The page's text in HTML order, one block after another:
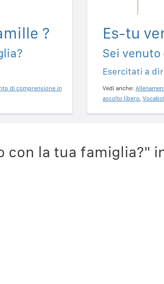
?
di comprensione in
Es-tu
Sei
Esercitati a
Vedi anche:
ascolto libero,
con la tua famiglia?"